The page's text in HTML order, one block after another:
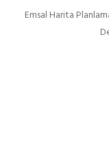
Emsal Harita